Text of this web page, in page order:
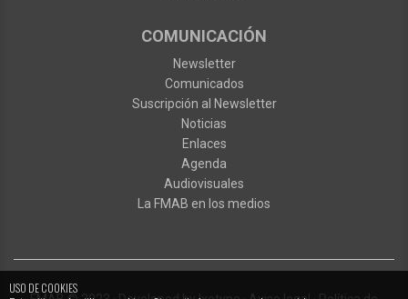
USO DE COOKIES
NAVEGACIÓN
DE
COMUNICACIÓN
Newsletter
Comunicados
Suscripción al Newsletter
Noticias
Enlaces
Agenda
Audiovisuales
La FMAB en los medios